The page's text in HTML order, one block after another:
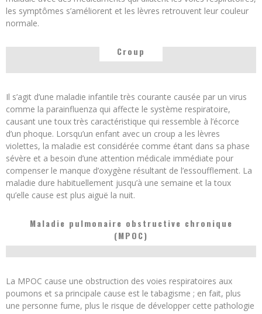
les symptômes s’améliorent et les lèvres retrouvent leur couleur
normale.
Croup
Il s’agit d’une maladie infantile très courante causée par un virus
comme la parainfluenza qui affecte le système respiratoire,
causant une toux très caractéristique qui ressemble à l’écorce
d’un phoque. Lorsqu’un enfant avec un croup a les lèvres
violettes, la maladie est considérée comme étant dans sa phase
sévère et a besoin d’une attention médicale immédiate pour
compenser le manque d’oxygène résultant de l’essoufflement. La
maladie dure habituellement jusqu’à une semaine et la toux
qu’elle cause est plus aiguë la nuit.
Maladie pulmonaire obstructive chronique
(MPOC)
La MPOC cause une obstruction des voies respiratoires aux
poumons et sa principale cause est le tabagisme ; en fait, plus
une personne fume, plus le risque de développer cette pathologie